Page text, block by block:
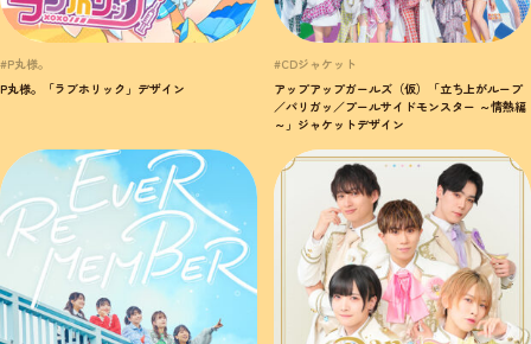
#P丸様。
P丸様。「ラブホリック」デザイン
#CDジャケット
アップアップガールズ（仮）「立ち上がループ
／パリガッ／プールサイドモンスター ～情熱編
～」ジャケットデザイン